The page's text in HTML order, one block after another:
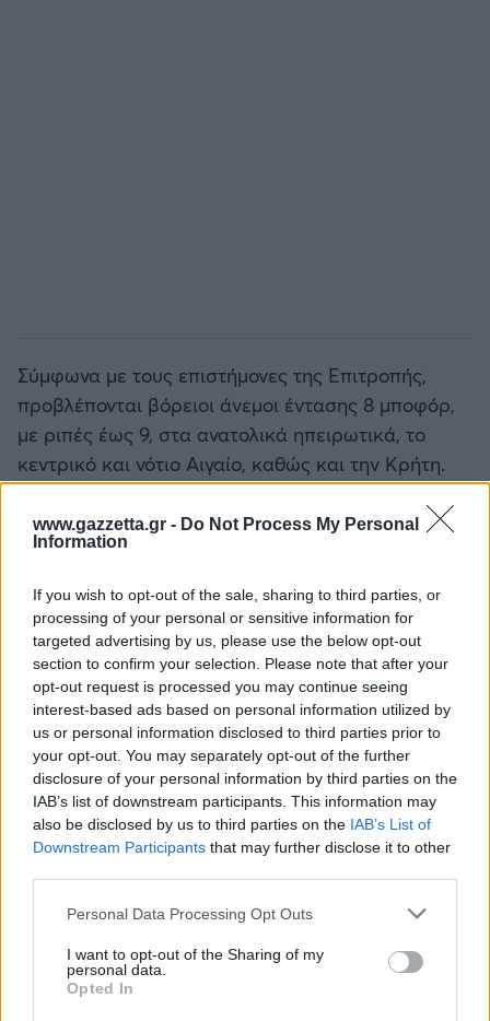
www.gazzetta.gr - Do Not Process My Personal
Information
If you wish to opt-out of the sale, sharing to third parties, or
processing of your personal or sensitive information for
targeted advertising by us, please use the below opt-out
section to confirm your selection. Please note that after your
opt-out request is processed you may continue seeing
interest-based ads based on personal information utilized by
us or personal information disclosed to third parties prior to
your opt-out. You may separately opt-out of the further
disclosure of your personal information by third parties on the
IAB’s list of downstream participants. This information may
also be disclosed by us to third parties on the IAB’s List of
Downstream Participants that may further disclose it to other
Please note that this website/app uses one or more Google
not limited to your visit or usage behaviour. You may click to
grant or deny consent to Google and its third-party tags to
use your data for below specified purposes in below Google
Personal Data Processing Opt Outs
I want to opt-out of the Sharing of my
personal data.
Opted In
Σύμφωνα με τους επιστήμονες της Επιτροπής,
προβλέπονται βόρειοι άνεμοι έντασης 8 μποφόρ,
με ριπές έως 9, στα ανατολικά ηπειρωτικά, το
κεντρικό και νότιο Αιγαίο, καθώς και την Κρήτη.
Αύριο, Παρασκευή 8 Αυγούστου, όπως τονίζεται
σε σχετική ανακοίνωση του υπουργείου
είναι η πιο δύσκολη ημέρα με αυξημένο κίνδυνο
εκδήλωσης πυρκαγιάς καθώς και προβλήματα στη
ναυσιπλοΐα.
Το Σάββατο 9 Αυγούστου η ένταση των ανέμων θα
φτάνει τα 7 με 8 μποφόρ, ενώ την Κυριακή τοπικά
τα 7. Η θερμοκρασία στη Δυτική Ελλάδα θα
σημειώσει βαθμιαία άνοδο και το Σαββατοκύριακο
θα φτάσει τους 38 με 39 και τοπικά τους 40
βαθμούς Κελσίου. Στα ανατολικά, λόγω του
μελτεμιού, η θερμοκρασία δεν θα ξεπεράσει τους
35 με 37 βαθμούς.